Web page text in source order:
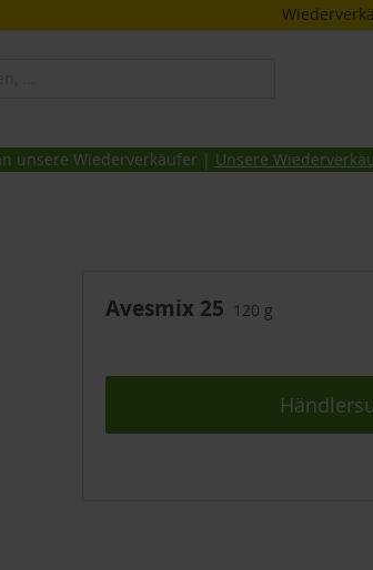
unsere Wiederverkäufer | Unsere
Avesmix 25 120 g